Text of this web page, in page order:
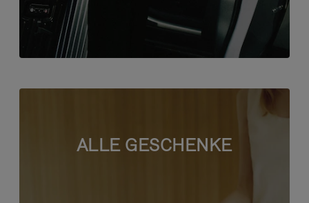
ALLE GESCHENKE